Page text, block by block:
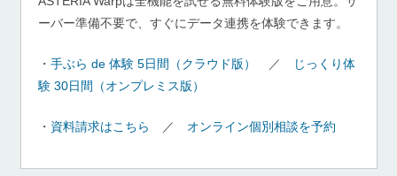
ーバー準備不要で、すぐにデータ連携を体験できます。
・ 手ぶら de 体験 5日間（クラウド版） ／
じっくり体
験 30日間（オンプレミス版）
・ 資料請求はこちら ／ オンライン個別相談を予約